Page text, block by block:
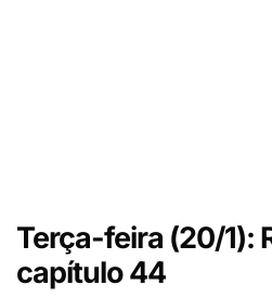
Terça-feira (20/1):
capítulo 44